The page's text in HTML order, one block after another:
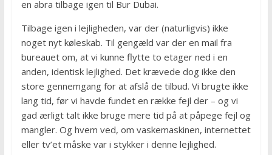
en abra tilbage igen til Bur Dubai.
Tilbage igen i lejligheden, var der (naturligvis) ikke
noget nyt køleskab. Til gengæld var der en mail fra
bureauet om, at vi kunne flytte to etager ned i en
anden, identisk lejlighed. Det krævede dog ikke den
store gennemgang for at afslå de tilbud. Vi brugte ikke
lang tid, før vi havde fundet en række fejl der – og vi
gad ærligt talt ikke bruge mere tid på at påpege fejl og
mangler. Og hvem ved, om vaskemaskinen, internettet
eller tv’et måske var i stykker i denne lejlighed.